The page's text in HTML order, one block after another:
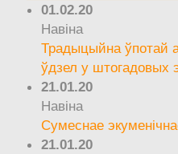
01.02.20
Навіна
Традыцыйна ўпотай
ўдзел у штогадовых
21.01.20
Навіна
Сумеснае
21.01.20